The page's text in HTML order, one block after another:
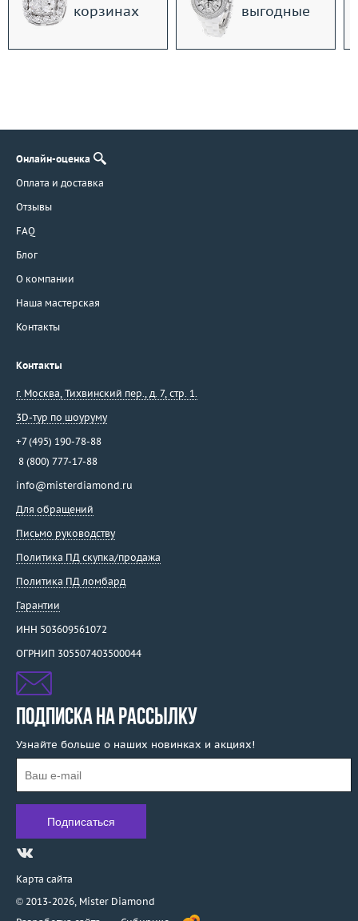
корзинах
выгодные
Онлайн-оценка
Оплата и доставка
Отзывы
FAQ
Блог
О компании
Наша мастерская
Контакты
Контакты
г. Москва, Тихвинский пер., д. 7, стр. 1.
3D-тур по шоуруму
+7 (495) 190-78-88
8 (800) 777-17-88
info@misterdiamond.ru
Для обращений
Письмо руководству
Политика ПД скупка/продажа
Политика ПД ломбард
Гарантии
ИНН 503609561072
ОГРНИП 305507403500044
ПОДПИСКА НА РАССЫЛКУ
Узнайте больше о наших новинках и акциях!
Карта сайта
© 2013-2026, Mister Diamond